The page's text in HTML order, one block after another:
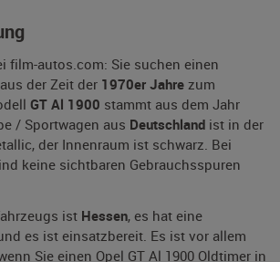
film-autos.com: Sie suchen einen
aus der Zeit der 1970er Jahre zum
GT Al 1900 stammt aus dem Jahr
/ Sportwagen aus Deutschland ist in der
der Innenraum ist schwarz. Bei
keine sichtbaren Gebrauchsspuren
ist Hessen, es hat eine
es ist einsatzbereit. Es ist vor allem
Sie einen Opel GT Al 1900 Oldtimer in